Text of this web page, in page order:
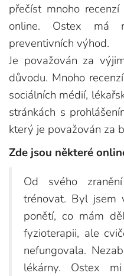
přečíst mnoho
online. Ostex má
preventivních výhod.
Je považován za
důvodu. Mnoho
sociálních médií,
stránkách s
který je považován za
Zde jsou některé
Od svého
trénovat. Byl jsem
ponětí, co mám
fyzioterapii, ale
nefungovala.
lékárny. Ostex